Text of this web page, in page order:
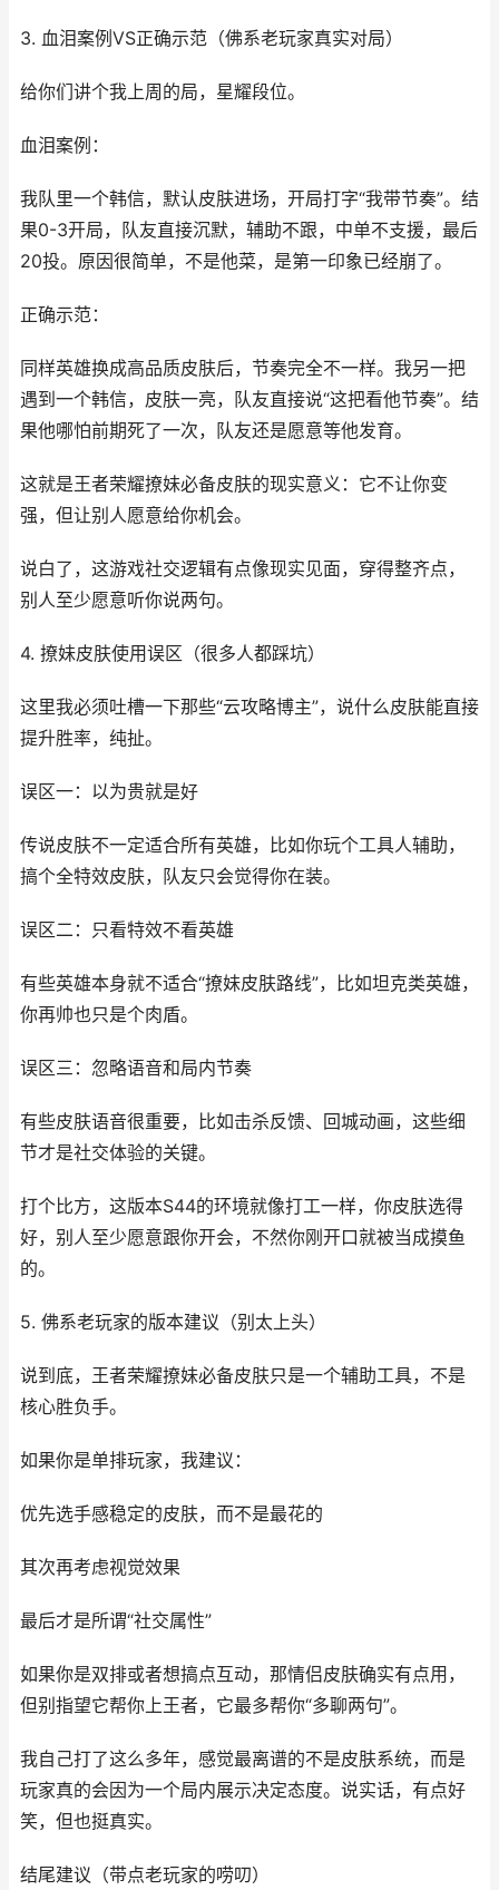
3. 血泪案例VS正确示范（佛系老玩家真实对局）
给你们讲个我上周的局，星耀段位。
血泪案例：
我队里一个韩信，默认皮肤进场，开局打字“我带节奏”。结
果0-3开局，队友直接沉默，辅助不跟，中单不支援，最后
20投。原因很简单，不是他菜，是第一印象已经崩了。
正确示范：
同样英雄换成高品质皮肤后，节奏完全不一样。我另一把
遇到一个韩信，皮肤一亮，队友直接说“这把看他节奏”。结
果他哪怕前期死了一次，队友还是愿意等他发育。
这就是王者荣耀撩妹必备皮肤的现实意义：它不让你变
强，但让别人愿意给你机会。
说白了，这游戏社交逻辑有点像现实见面，穿得整齐点，
别人至少愿意听你说两句。
4. 撩妹皮肤使用误区（很多人都踩坑）
这里我必须吐槽一下那些“云攻略博主”，说什么皮肤能直接
提升胜率，纯扯。
误区一：以为贵就是好
传说皮肤不一定适合所有英雄，比如你玩个工具人辅助，
搞个全特效皮肤，队友只会觉得你在装。
误区二：只看特效不看英雄
有些英雄本身就不适合“撩妹皮肤路线”，比如坦克类英雄，
你再帅也只是个肉盾。
误区三：忽略语音和局内节奏
有些皮肤语音很重要，比如击杀反馈、回城动画，这些细
节才是社交体验的关键。
打个比方，这版本S44的环境就像打工一样，你皮肤选得
好，别人至少愿意跟你开会，不然你刚开口就被当成摸鱼
的。
5. 佛系老玩家的版本建议（别太上头）
说到底，王者荣耀撩妹必备皮肤只是一个辅助工具，不是
核心胜负手。
如果你是单排玩家，我建议：
优先选手感稳定的皮肤，而不是最花的
其次再考虑视觉效果
最后才是所谓“社交属性”
如果你是双排或者想搞点互动，那情侣皮肤确实有点用，
但别指望它帮你上王者，它最多帮你“多聊两句”。
我自己打了这么多年，感觉最离谱的不是皮肤系统，而是
玩家真的会因为一个局内展示决定态度。说实话，有点好
笑，但也挺真实。
结尾建议（带点老玩家的唠叨）